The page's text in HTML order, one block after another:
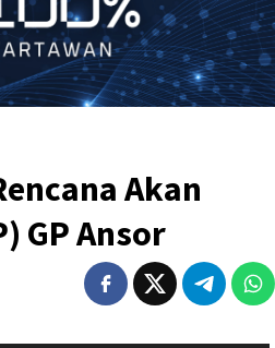
Akan
GP Ansor